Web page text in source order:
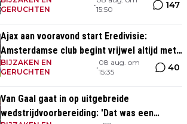
GERUCHTEN
•
15:50
147
Ajax aan vooravond start Eredivisie:
Amsterdamse club begint vrijwel altijd met
zege
BIJZAKEN EN
GERUCHTEN
•
08 aug. om
15:35
40
Van Gaal gaat in op uitgebreide
wedstrijdvoorbereiding: 'Dat was een